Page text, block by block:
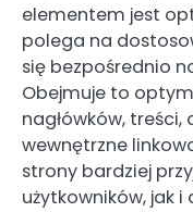
elementem jest
polega na
się bezpośrednio
Obejmuje to
nagłówków,
wewnętrzne
strony bardziej
użytkowników, jak